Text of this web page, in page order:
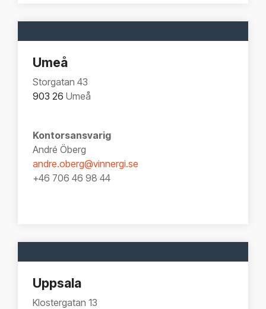
Umeå
Storgatan 43
903 26 Umeå
Kontorsansvarig
André Öberg
andre.oberg@vinnergi.se
+46 706 46 98 44
Uppsala
Klostergatan 13